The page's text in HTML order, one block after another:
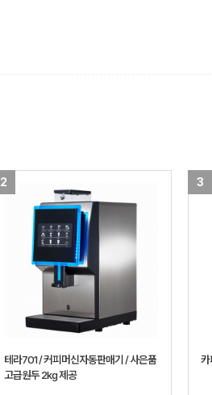
2
테라701 / 커피머신자동판매기 / 사은품
고급원두 2kg 제공
3
카